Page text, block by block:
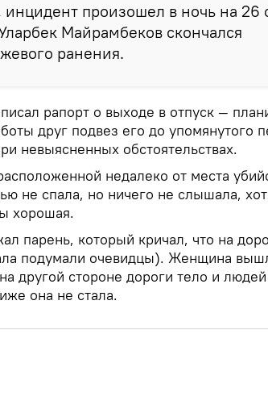
инцидент произошел в ночь на 26
Майрамбеков скончался
ранения.
рапорт о выходе в отпуск —
друг подвез его до упомянутого
невыясненных обстоятельствах.
недалеко от места
не спала, но ничего не слышала,
хорошая.
парень, который кричал, что на
подумали очевидцы). Женщина
другой стороне дороги тело и
она не стала.